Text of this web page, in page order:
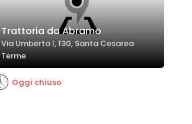
Trattoria da Abramo
Via Umberto I, 130, Santa Cesarea
Terme
Oggi chiuso